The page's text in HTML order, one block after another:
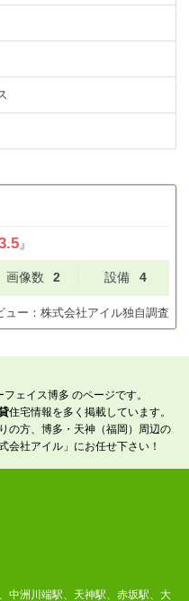
』
画像数 2 設備 4
ュー： 株式会社アイル独自調査
ェイス博多 のページです。
住宅情報を多く掲載しています。
の方、博多・天神（福岡）周辺の
会社アイル」にお任せ下さい！
中洲川端駅、天神駅、赤坂駅、大